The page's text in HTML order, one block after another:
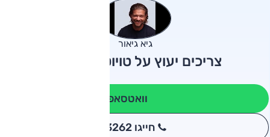
גיא גיאור
צריכים יעוץ על טויוטה יאריס?
וואטסאפ
חייגו 3262